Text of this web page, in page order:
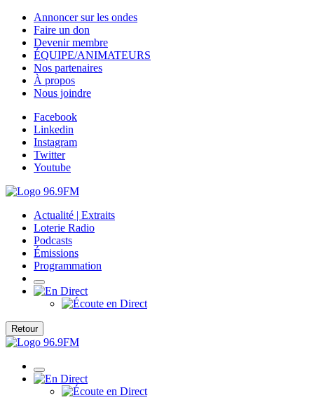
Annoncer sur les ondes
Faire un don
Devenir membre
ÉQUIPE/ANIMATEURS
Nos partenaires
À propos
Nous joindre
Facebook
Linkedin
Instagram
Twitter
Youtube
Actualité | Extraits
Loterie Radio
Podcasts
Émissions
Programmation
Retour